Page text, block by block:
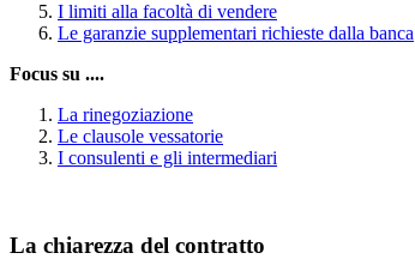
I limiti alla facoltà di vendere
Le garanzie supplementari richieste dalla banca
Focus su ....
La rinegoziazione
Le clausole vessatorie
I consulenti e gli intermediari
La chiarezza del contratto